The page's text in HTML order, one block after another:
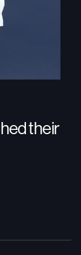
their